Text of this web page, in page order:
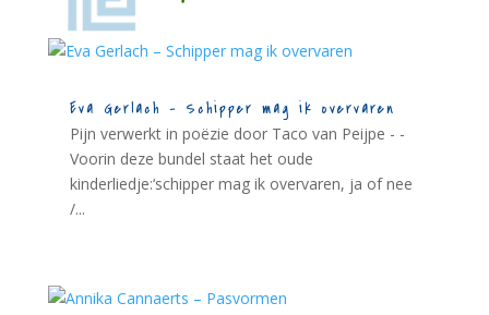
Eva Gerlach – Schipper mag ik overvaren
Pijn verwerkt in poëzie door Taco van Peijpe - -
Voorin deze bundel staat het oude
kinderliedje:‘schipper mag ik overvaren, ja of nee
/...